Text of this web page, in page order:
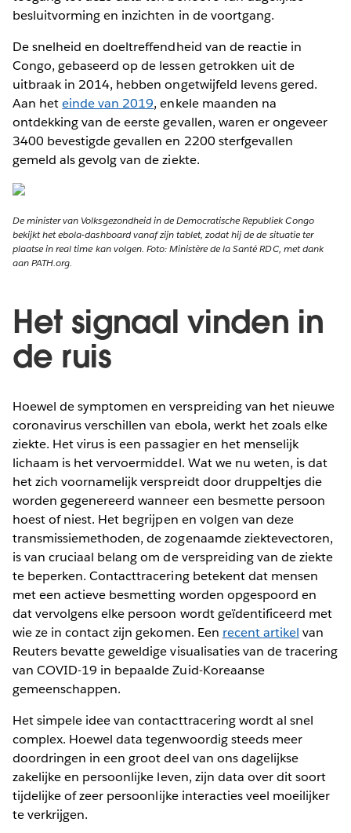
besluitvorming en inzichten in de voortgang.
De snelheid en doeltreffendheid van de reactie in
Congo, gebaseerd op de lessen getrokken uit de
uitbraak in 2014, hebben ongetwijfeld levens gered.
Aan heteinde van 2019, enkele maanden na
ontdekking van de eerste gevallen, waren er ongeveer
3400 bevestigde gevallen en 2200 sterfgevallen
gemeld als gevolg van de ziekte.
De minister van Volksgezondheid in de Democratische Republiek Congo
bekijkt het ebola-dashboard vanaf zijn tablet, zodat hij de de situatie ter
plaatse in real time kan volgen. Foto: Ministère de la Santé RDC, met dank
aan PATH.org.
Het signaal vinden in
de ruis
Hoewel de symptomen en verspreiding van het nieuwe
coronavirus verschillen van ebola, werkt het zoals elke
ziekte. Het virus is een passagier en het menselijk
lichaam is het vervoermiddel. Wat we nu weten, is dat
het zich voornamelijk verspreidt door druppeltjes die
worden gegenereerd wanneer een besmette persoon
hoest of niest. Het begrijpen en volgen van deze
transmissiemethoden, de zogenaamde ziektevectoren,
is van cruciaal belang om de verspreiding van de ziekte
te beperken. Contacttracering betekent dat mensen
met een actieve besmetting worden opgespoord en
dat vervolgens elke persoon wordt geïdentificeerd met
wie ze in contact zijn gekomen. Een recent artikel van
Reuters bevatte geweldige visualisaties van de tracering
van COVID-19 in bepaalde Zuid-Koreaanse
gemeenschappen.
Het simpele idee van contacttracering wordt al snel
complex. Hoewel data tegenwoordig steeds meer
doordringen in een groot deel van ons dagelijkse
zakelijke en persoonlijke leven, zijn data over dit soort
tijdelijke of zeer persoonlijke interacties veel moeilijker
te verkrijgen.